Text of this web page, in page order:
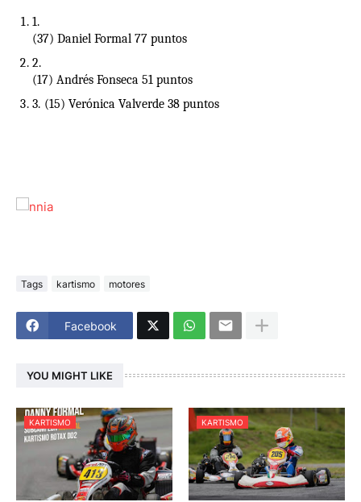
(37) Daniel Formal 77 puntos
(17) Andrés Fonseca 51 puntos
(15) Verónica Valverde 38 puntos
Tags kartismo motores
Facebook
YOU MIGHT LIKE
KARTISMO KARTISMO